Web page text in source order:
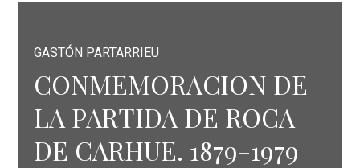
GASTÓN PARTARRIEU
CONMEMORACION DE
LA PARTIDA DE ROCA
DE CARHUE. 1879-1979